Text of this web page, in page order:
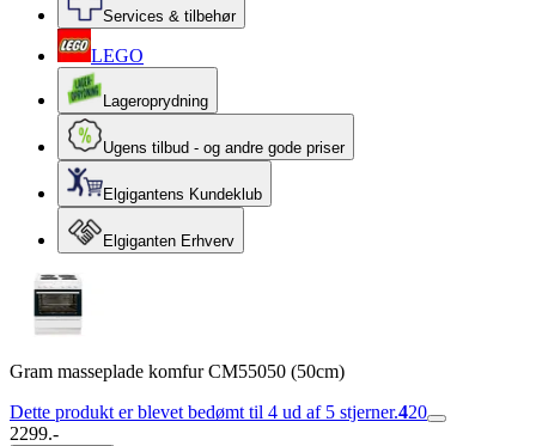
Services & tilbehør
LEGO
Lageroprydning
Ugens tilbud - og andre gode priser
Elgigantens Kundeklub
Elgiganten Erhverv
Gram masseplade komfur CM55050 (50cm)
Dette produkt er blevet bedømt til 4 ud af 5 stjerner.420
2299.-